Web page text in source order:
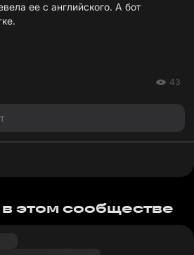
ее с английского. А бот
43
этом сообществе